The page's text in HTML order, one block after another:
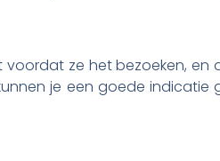
ze het bezoeken, en
je een goede